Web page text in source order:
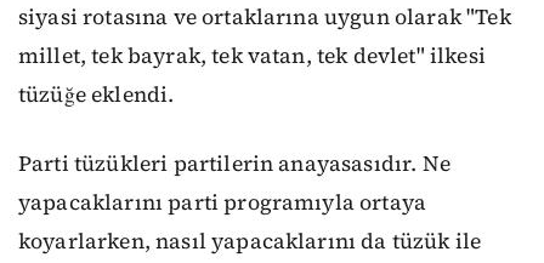
siyasi rotasına ve ortaklarına uygun olarak"Tek
millet, tek bayrak, tek vatan, tek devlet" ilkesi
tüzüğe eklendi.
Parti tüzükleri partilerin anayasasıdır. Ne
yapacaklarını parti programıyla ortaya
koyarlarken, nasıl yapacaklarını da tüzük ile